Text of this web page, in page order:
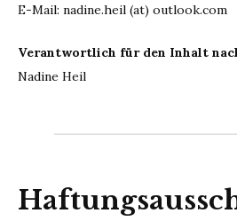
E-Mail: nadine.heil (at) outlook.com
Verantwortlich für den Inhalt
Nadine Heil